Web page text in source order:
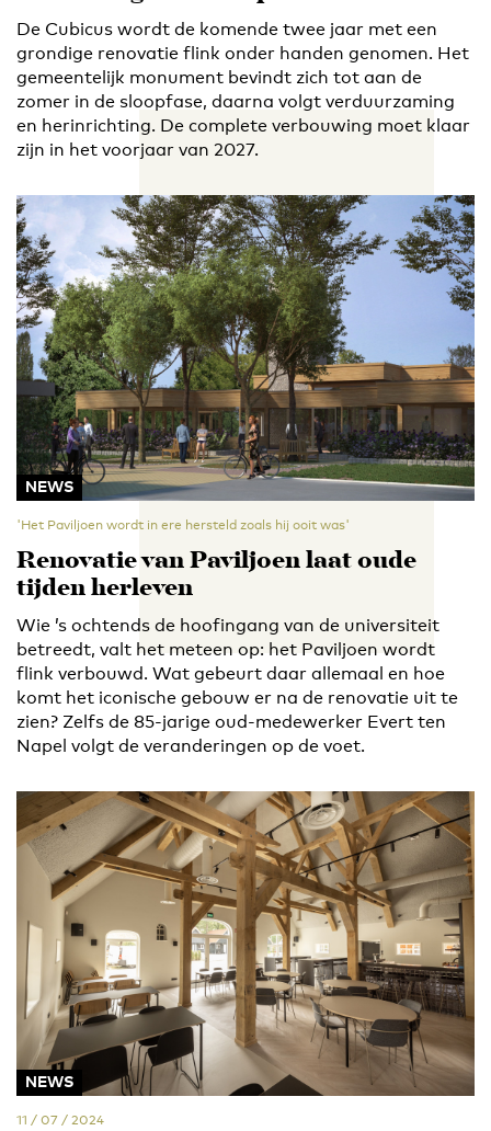
De Cubicus wordt de komende twee jaar met een
grondige renovatie flink onder handen genomen. Het
gemeentelijk monument bevindt zich tot aan de
zomer in de sloopfase, daarna volgt verduurzaming
en herinrichting. De complete verbouwing moet klaar
zijn in het voorjaar van 2027.
NEWS
'Het Paviljoen wordt in ere hersteld zoals hij ooit was'
Renovatie van Paviljoen laat oude
tijden herleven
Wie ’s ochtends de hoofingang van de universiteit
betreedt, valt het meteen op: het Paviljoen wordt
flink verbouwd. Wat gebeurt daar allemaal en hoe
komt het iconische gebouw er na de renovatie uit te
zien? Zelfs de 85-jarige oud-medewerker Evert ten
Napel volgt de veranderingen op de voet.
NEWS
11 / 07 / 2024